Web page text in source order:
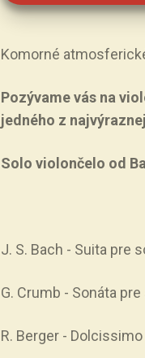
Komorné
Pozývame vás na
jedného z
Solo violončelo od
J. S. Bach - Suita pre
G. Crumb - Sonáta
R. Berger -